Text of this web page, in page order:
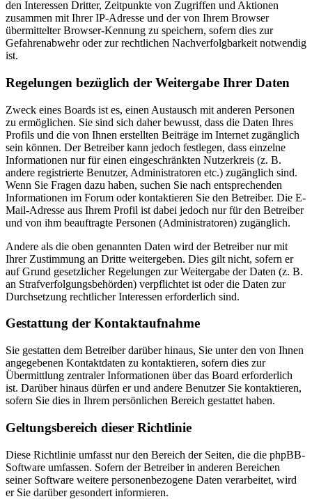
den Interessen Dritter, Zeitpunkte von Zugriffen und Aktionen
zusammen mit Ihrer IP-Adresse und der von Ihrem Browser
übermittelter Browser-Kennung zu speichern, sofern dies zur
Gefahrenabwehr oder zur rechtlichen Nachverfolgbarkeit notwendig
ist.
Regelungen bezüglich der Weitergabe Ihrer Daten
Zweck eines Boards ist es, einen Austausch mit anderen Personen
zu ermöglichen. Sie sind sich daher bewusst, dass die Daten Ihres
Profils und die von Ihnen erstellten Beiträge im Internet zugänglich
sein können. Der Betreiber kann jedoch festlegen, dass einzelne
Informationen nur für einen eingeschränkten Nutzerkreis (z. B.
andere registrierte Benutzer, Administratoren etc.) zugänglich sind.
Wenn Sie Fragen dazu haben, suchen Sie nach entsprechenden
Informationen im Forum oder kontaktieren Sie den Betreiber. Die E-
Mail-Adresse aus Ihrem Profil ist dabei jedoch nur für den Betreiber
und von ihm beauftragte Personen (Administratoren) zugänglich.
Andere als die oben genannten Daten wird der Betreiber nur mit
Ihrer Zustimmung an Dritte weitergeben. Dies gilt nicht, sofern er
auf Grund gesetzlicher Regelungen zur Weitergabe der Daten (z. B.
an Strafverfolgungsbehörden) verpflichtet ist oder die Daten zur
Durchsetzung rechtlicher Interessen erforderlich sind.
Gestattung der Kontaktaufnahme
Sie gestatten dem Betreiber darüber hinaus, Sie unter den von Ihnen
angegebenen Kontaktdaten zu kontaktieren, sofern dies zur
Übermittlung zentraler Informationen über das Board erforderlich
ist. Darüber hinaus dürfen er und andere Benutzer Sie kontaktieren,
sofern Sie dies in Ihrem persönlichen Bereich gestattet haben.
Geltungsbereich dieser Richtlinie
Diese Richtlinie umfasst nur den Bereich der Seiten, die die phpBB-
Software umfassen. Sofern der Betreiber in anderen Bereichen
seiner Software weitere personenbezogene Daten verarbeitet, wird
er Sie darüber gesondert informieren.